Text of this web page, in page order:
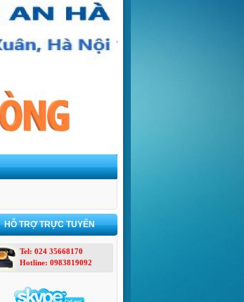
HỖ TRỢ TRỰC TUYẾN
Tel: 024 35668170
Hotline: 0983819092